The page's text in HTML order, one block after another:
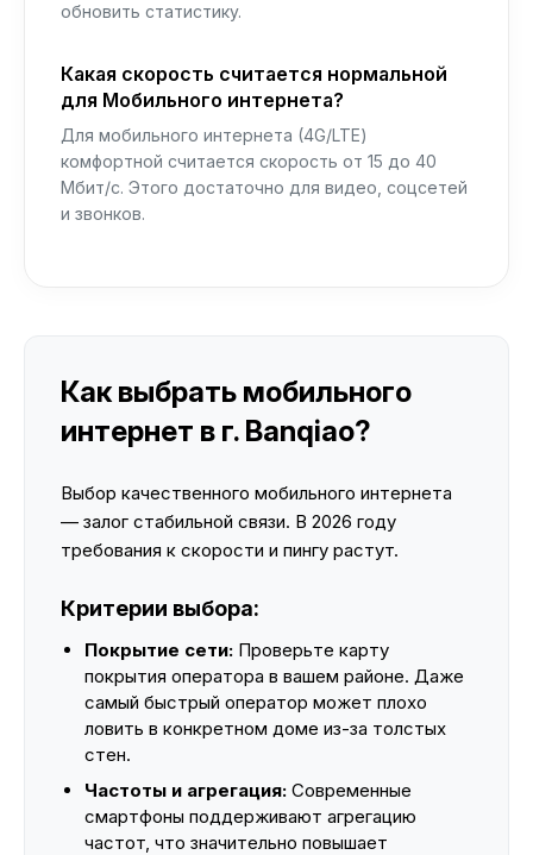
обновить статистику.
Какая скорость считается нормальной
для Мобильного интернета?
Для мобильного интернета (4G/LTE)
комфортной считается скорость от 15 до 40
Мбит/с. Этого достаточно для видео, соцсетей
и звонков.
Как выбрать мобильного
интернет в г. Banqiao?
Выбор качественного мобильного интернета
— залог стабильной связи. В 2026 году
требования к скорости и пингу растут.
Критерии выбора:
Покрытие сети: Проверьте карту
покрытия оператора в вашем районе. Даже
самый быстрый оператор может плохо
ловить в конкретном доме из-за толстых
стен.
Частоты и агрегация: Современные
смартфоны поддерживают агрегацию
частот, что значительно повышает